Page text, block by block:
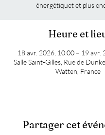
énergétiquet et plus
Heure et
18 avr. 2026, 10:00 – 19 avr.
Salle Saint-Gilles, Rue de
Watten, France
Partager cet